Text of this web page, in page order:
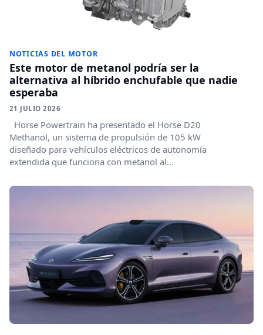
NOTICIAS DEL MOTOR
Este motor de metanol podría ser la
alternativa al híbrido enchufable que nadie
esperaba
21 JULIO 2026
Horse Powertrain ha presentado el Horse D20
Methanol, un sistema de propulsión de 105 kW
diseñado para vehículos eléctricos de autonomía
extendida que funciona con metanol al...